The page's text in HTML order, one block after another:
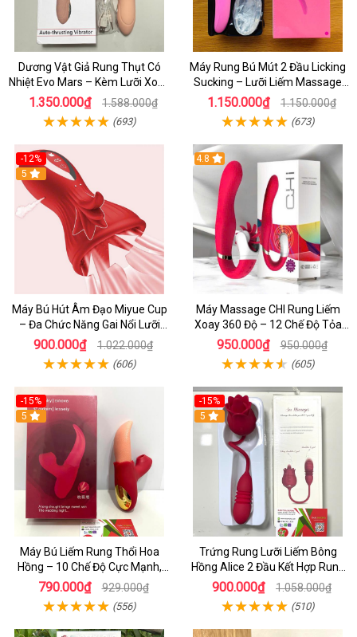
Dương Vật Giả Rung Thụt Có
Nhiệt Evo Mars – Kèm Lưỡi Xoay
Liếm Siêu Mềm Mại
1.350.000₫ 1.588.000₫
(693)
Máy Rung Bú Mút 2 Đầu Licking
Sucking – Lưỡi Liếm Massage
Điểm G & Ngực Cực Sướng
1.150.000₫ 1.150.000₫
(673)
-12%
5
Máy Bú Hút Âm Đạo Miyue Cup
– Đa Chức Năng Gai Nổi Lưỡi
Liếm Kích Thích Ngực Siêu
Sướng
900.000₫ 1.022.000₫
(606)
4.8
Máy Massage CHI Rung Liếm
Xoay 360 Độ – 12 Chế Độ Tỏa
Nhiệt Cao Cấp
950.000₫ 950.000₫
(605)
-15%
5
Máy Bú Liếm Rung Thổi Hoa
Hồng – 10 Chế Độ Cực Mạnh,
Kèm Nhánh Kích Thích Âm Vật
790.000₫ 929.000₫
(556)
-15%
5
Trứng Rung Lưỡi Liếm Bông
Hồng Alice 2 Đầu Kết Hợp Rung
Thụt 7 Chế Độ Lưỡi Liếm
900.000₫ 1.058.000₫
(510)